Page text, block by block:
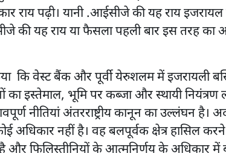
राय पढ़ी। यानी .आईसीजे की यह राय
की यह राय या फैसला पहली बार इस तरह का
कि वेस्ट बैंक और पूर्वी येरुशलम में इजरायली
का इस्तेमाल, भूमि पर कब्जा और स्थायी नियंत्रण
नीतियां अंतरराष्ट्रीय कानून का उल्लंघन है।
अधिकार नहीं है। वह बलपूर्वक क्षेत्र हासिल
और फिलिस्तीनियों के आत्मनिर्णय के अधिकार में